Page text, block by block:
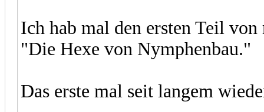
Ich hab mal den ersten Teil
"Die Hexe von Nymphenbau."
Das erste mal seit langem